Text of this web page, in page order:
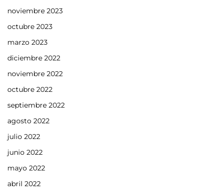
noviembre 2023
octubre 2023
marzo 2023
diciembre 2022
noviembre 2022
octubre 2022
septiembre 2022
agosto 2022
julio 2022
junio 2022
mayo 2022
abril 2022